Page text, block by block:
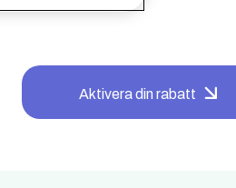
Aktivera din rabatt